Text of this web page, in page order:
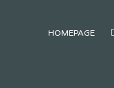
HOMEPAGE